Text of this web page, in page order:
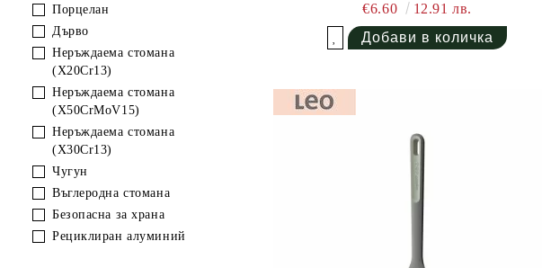
Порцелан
Дърво
Неръждаема стомана
(X20Cr13)
Неръждаема стомана
(X50CrMoV15)
Неръждаема стомана
(X30Cr13)
Чугун
Въглеродна стомана
Безопасна за храна
Рециклиран алуминий
€6.60
12.91 лв.